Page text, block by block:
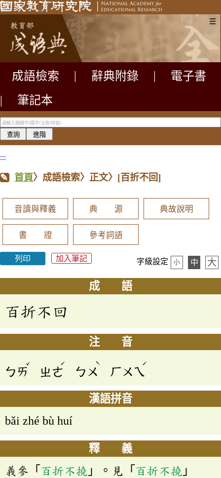
☰
成語檢索 辭典附錄
電子書
|
筆記本
:::
首頁〉成語檢索〉正文〉 [百折不回]
音讀與釋義 典 源 典故說明
書 證 參考詞語
列印 加入筆記 字級設定 小 中 大
成 語
百折不回
注 音
ㄅㄞ
ˇ
ㄓㄜ
ˊ
ㄅㄨ
ˋ
ㄏㄨㄟ
ˊ
漢語拼音
bǎi zhé bù huí
釋 義
義參「 百折不撓 」。見「 百折不撓 」